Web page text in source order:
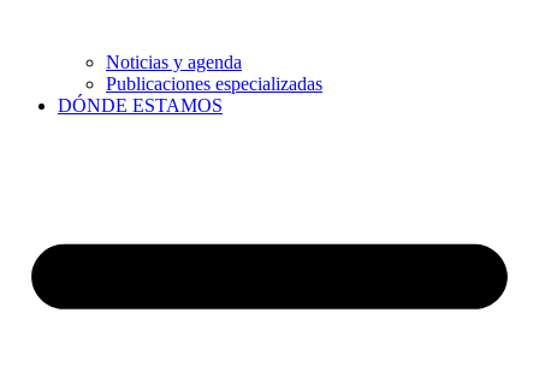
Noticias y agenda
Publicaciones especializadas
DÓNDE ESTAMOS